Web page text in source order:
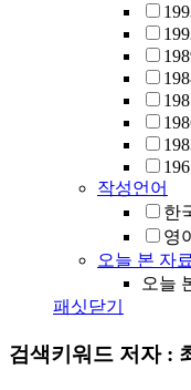
작성언어
한
영
오늘 본 자료
오늘
패싯닫기
검색키워드 저자 :